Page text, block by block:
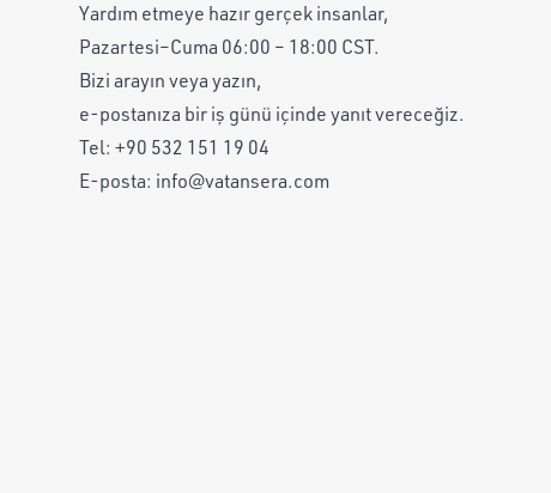
Yardım etmeye hazır gerçek insanlar,
Pazartesi–Cuma 06:00 – 18:00 CST.
Bizi arayın veya yazın,
e-postanıza bir iş günü içinde yanıt vereceğiz.
Tel: +90 532 151 19 04
E-posta: info@vatansera.com